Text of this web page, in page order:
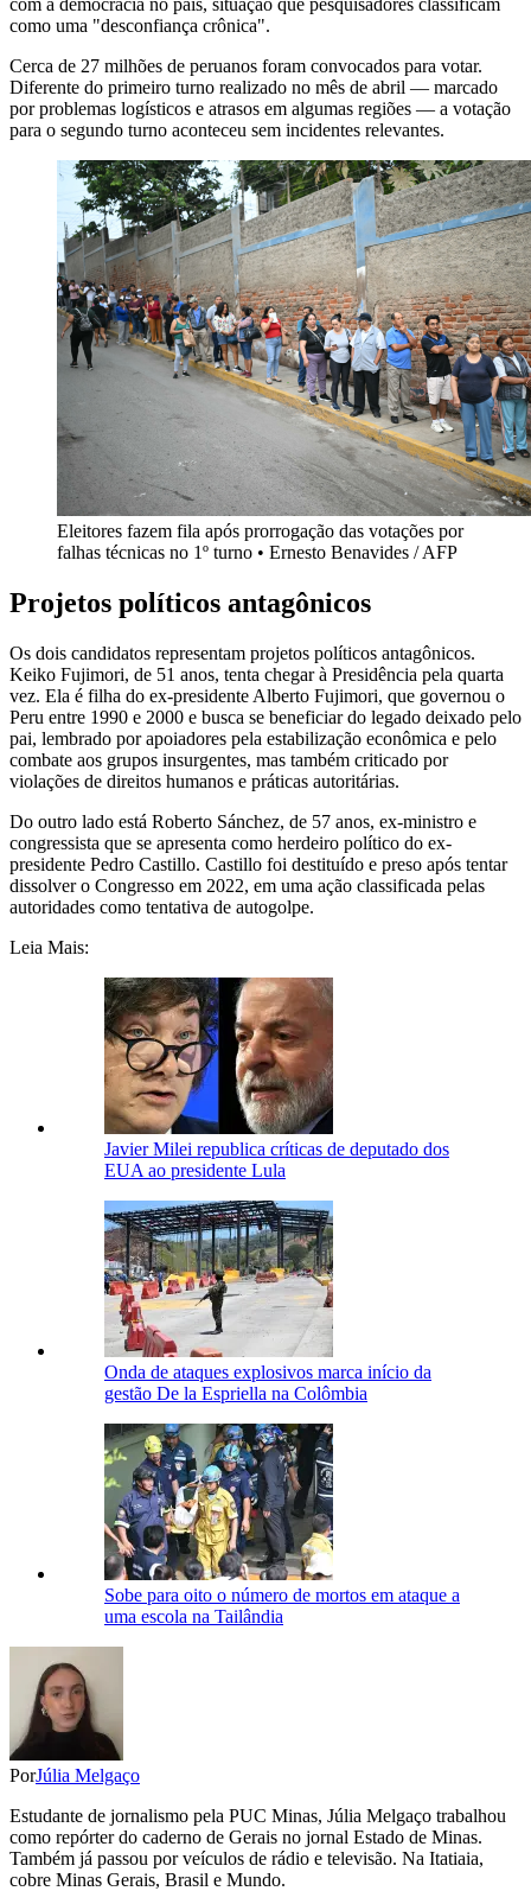
com a democracia no país, situação que pesquisadores classificam
como uma "desconfiança crônica".
Cerca de 27 milhões de peruanos foram convocados para votar.
Diferente do primeiro turno realizado no mês de abril — marcado
por problemas logísticos e atrasos em algumas regiões — a votação
para o segundo turno aconteceu sem incidentes relevantes.
Eleitores fazem fila após prorrogação das votações por
falhas técnicas no 1º turno • Ernesto Benavides / AFP
Projetos políticos antagônicos
Os dois candidatos representam projetos políticos antagônicos.
Keiko Fujimori, de 51 anos, tenta chegar à Presidência pela quarta
vez. Ela é filha do ex-presidente Alberto Fujimori, que governou o
Peru entre 1990 e 2000 e busca se beneficiar do legado deixado pelo
pai, lembrado por apoiadores pela estabilização econômica e pelo
combate aos grupos insurgentes, mas também criticado por
violações de direitos humanos e práticas autoritárias.
Do outro lado está Roberto Sánchez, de 57 anos, ex-ministro e
congressista que se apresenta como herdeiro político do ex-
presidente Pedro Castillo. Castillo foi destituído e preso após tentar
dissolver o Congresso em 2022, em uma ação classificada pelas
autoridades como tentativa de autogolpe.
Leia Mais:
Javier Milei republica críticas de deputado dos
EUA ao presidente Lula
Onda de ataques explosivos marca início da
gestão De la Espriella na Colômbia
Sobe para oito o número de mortos em ataque a
uma escola na Tailândia
PorJúlia Melgaço
Estudante de jornalismo pela PUC Minas, Júlia Melgaço trabalhou
como repórter do caderno de Gerais no jornal Estado de Minas.
Também já passou por veículos de rádio e televisão. Na Itatiaia,
cobre Minas Gerais, Brasil e Mundo.